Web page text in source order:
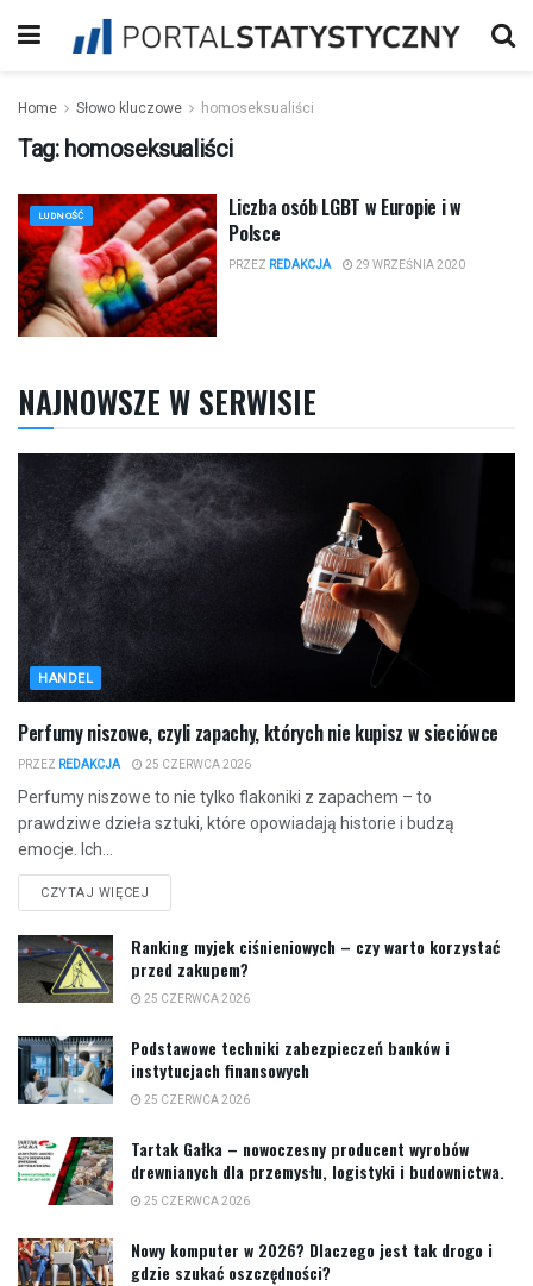
Home Słowo kluczowe homoseksualiści
Tag: homoseksualiści
LUDNOŚĆ
Liczba osób LGBT w Europie i w
Polsce
PRZEZ REDAKCJA 29 WRZEŚNIA 2020
NAJNOWSZE W SERWISIE
HANDEL
Perfumy niszowe, czyli zapachy, których nie kupisz w sieciówce
PRZEZ REDAKCJA 25 CZERWCA 2026
Perfumy niszowe to nie tylko flakoniki z zapachem – to
prawdziwe dzieła sztuki, które opowiadają historie i budzą
emocje. Ich...
CZYTAJ WIĘCEJ
Ranking myjek ciśnieniowych – czy warto korzystać
przed zakupem?
25 CZERWCA 2026
Podstawowe techniki zabezpieczeń banków i
instytucjach finansowych
25 CZERWCA 2026
Tartak Gałka – nowoczesny producent wyrobów
drewnianych dla przemysłu, logistyki i budownictwa.
25 CZERWCA 2026
Nowy komputer w 2026? Dlaczego jest tak drogo i
gdzie szukać oszczędności?